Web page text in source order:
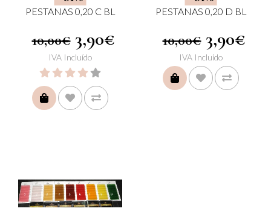
PESTANAS 0,20 C BL
10,00€ 3,90€
IVA Incluído
COMPRAR
PESTANAS 0,20 D BL
10,00€ 3,90€
IVA Incluído
COMPRAR